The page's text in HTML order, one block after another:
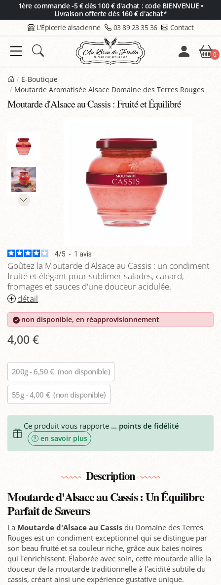
1ère commande -5 € dès 100 € d'achat : code BIENVENUE •
Livraison offerte dès 160 € d'achat*
L'Épicerie alsacienne 03 89 23 35 36 Contact
0
E-Boutique
Moutarde Aromatisée Alsace Domaine des Terres Rouges
Moutarde d'Alsace au Cassis : Fruité et Équilibré
4/5 - 1 avis
Goûtez la Moutarde d'Alsace au Cassis : un condiment
fruité et élégant pour sublimer salades, canard,
fromages et sauces d'une douceur acidulée.
détail
non disponible, en réapprovisionnement
4,00 €
200g - 6,50 € (non disponible)
55g - 4,00 € (non disponible)
Ce produit vous rapporte ... points de fidélité
en savoir plus
Description
Moutarde d'Alsace au Cassis : Un Équilibre
Parfait de Saveurs
La Moutarde d'Alsace au Cassis du Domaine des Terres
Rouges est un condiment exceptionnel qui se distingue par
son beau fruité et sa couleur riche, grâce aux baies noires
qui l'enrichissent. Élaborée avec soin, cette moutarde allie la
douceur de la moutarde traditionnelle à l'acidité subtile du
cassis, créant ainsi une expérience gustative unique.
Panneau de gestion des cookies